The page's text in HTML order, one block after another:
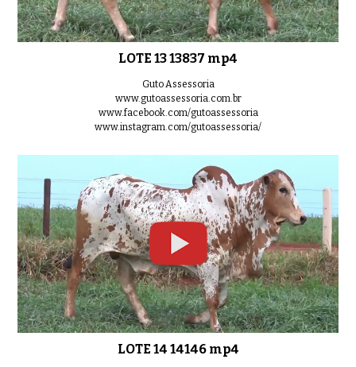
LOTE 13 13837 mp4
Guto Assessoria
www.gutoassessoria.com.br
www.facebook.com/gutoassessoria
www.instagram.com/gutoassessoria/
LOTE 14 14146 mp4